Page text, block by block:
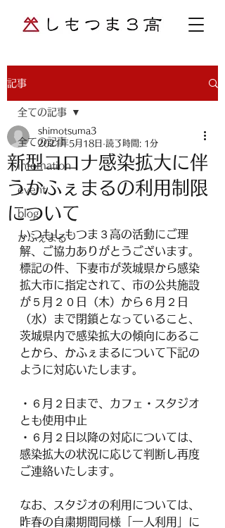
記事
全ての記事
infomation
event
blog
かふぇまる
全ての記事
新型コロナ感染拡大に伴
うかふぇまるの利用制限
について
shimotsuma3
2021年5月18日 読了時間: 1分
いつもしもつま３高の活動にご理
解、ご協力ありがとうございます。
標記の件、下妻市が茨城県から感染
拡大市に指定されて、市の公共施設
が５月２０日（木）から６月２日
（水）まで閉鎖となっていること、
茨城県内で感染拡大の傾向にあるこ
とから、かふぇまるについて下記の
ように対応いたします。
・６月２日まで、カフェ・スタジオ
とも使用中止
・６月２日以降の対応については、
感染拡大の状況に応じて判断し再度
ご連絡いたします。
なお、スタジオの利用については、
昨春の自粛期間同様「一人利用」に